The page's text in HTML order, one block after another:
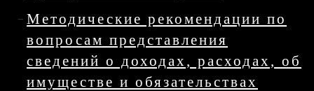
Методические рекомендации по
вопросам представления
сведений о доходах, расходах, об
имуществе и обязательствах